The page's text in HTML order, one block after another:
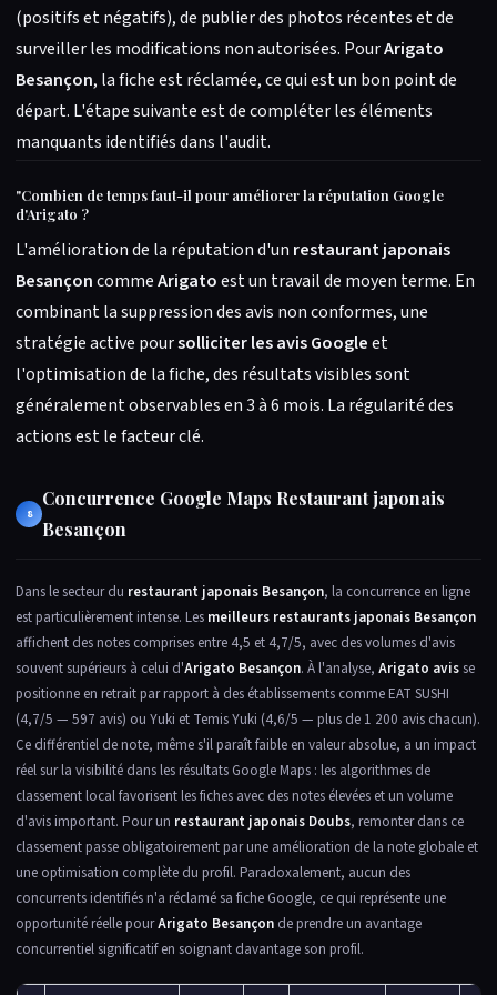
(positifs et négatifs), de publier des photos récentes et de
surveiller les modifications non autorisées. PourArigato
Besançon, la fiche est réclamée, ce qui est un bon point de
départ. L'étape suivante est de compléter les éléments
manquants identifiés dans l'audit.
"Combien de temps faut-il pour améliorer la réputation Google
d'Arigato ?
L'amélioration de la réputation d'un restaurant japonais
BesançoncommeArigatoest un travail de moyen terme. En
combinant la suppression des avis non conformes, une
stratégie active poursolliciter les avis Googleet
l'optimisation de la fiche, des résultats visibles sont
généralement observables en 3 à 6 mois. La régularité des
actions est le facteur clé.
8
Concurrence Google Maps Restaurant japonais
Besançon
Dans le secteur du restaurant japonais Besançon, la concurrence en ligne
est particulièrement intense. Les meilleurs restaurants japonais Besançon
affichent des notes comprises entre 4,5 et 4,7/5, avec des volumes d'avis
souvent supérieurs à celui d'Arigato Besançon. À l'analyse, Arigato avisse
positionne en retrait par rapport à des établissements comme EAT SUSHI
(4,7/5 — 597 avis) ou Yuki et Temis Yuki (4,6/5 — plus de 1 200 avis chacun).
Ce différentiel de note, même s'il paraît faible en valeur absolue, a un impact
réel sur la visibilité dans les résultats Google Maps : les algorithmes de
classement local favorisent les fiches avec des notes élevées et un volume
d'avis important. Pour un restaurant japonais Doubs, remonter dans ce
classement passe obligatoirement par une amélioration de la note globale et
une optimisation complète du profil. Paradoxalement, aucun des
concurrents identifiés n'a réclamé sa fiche Google, ce qui représente une
opportunité réelle pourArigato Besançon de prendre un avantage
concurrentiel significatif en soignant davantage son profil.